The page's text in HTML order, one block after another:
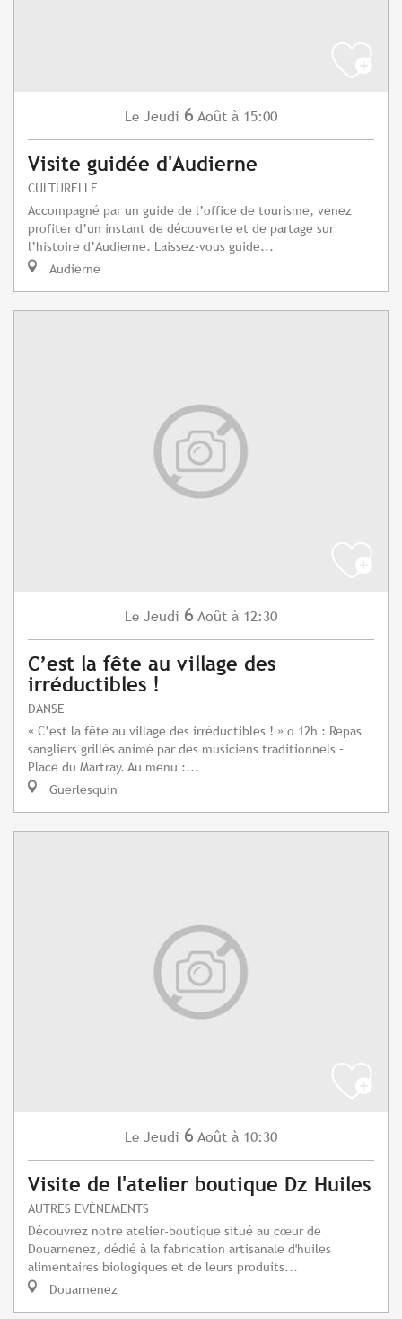
Le Jeudi 6 Août à 15:00
Visite guidée d'Audierne
CULTURELLE
Accompagné par un guide de l’office de tourisme, venez
profiter d’un instant de découverte et de partage sur
l’histoire d’Audierne. Laissez-vous guide...
Audierne
Le Jeudi 6 Août à 12:30
C’est la fête au village des
irréductibles !
DANSE
« C’est la fête au village des irréductibles ! » o 12h : Repas
sangliers grillés animé par des musiciens traditionnels –
Place du Martray. Au menu :...
Guerlesquin
Le Jeudi 6 Août à 10:30
Visite de l'atelier boutique Dz Huiles
AUTRES EVÈNEMENTS
Découvrez notre atelier-boutique situé au cœur de
Douarnenez, dédié à la fabrication artisanale d'huiles
alimentaires biologiques et de leurs produits...
Douarnenez